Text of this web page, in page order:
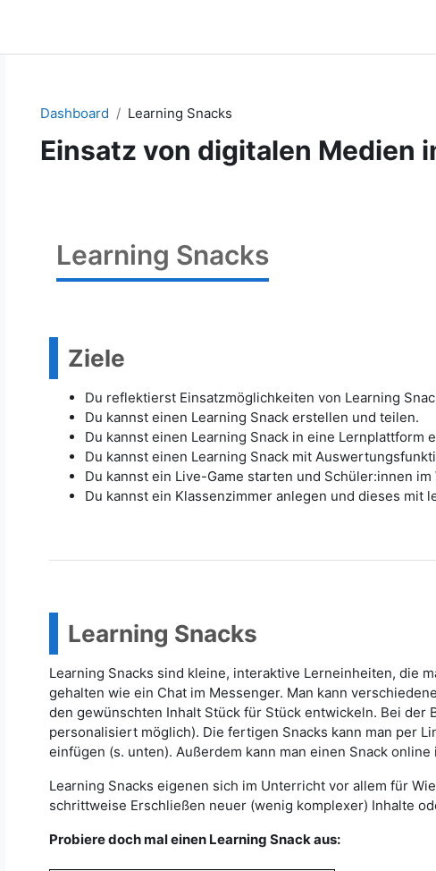
Dashboard Learning Snacks
Einsatz von digitalen
Learning Snacks
Ziele
Du reflektierst Einsatzmöglichkeiten von Learning
Du kannst einen Learning Snack erstellen und teilen.
Du kannst einen Learning Snack in eine Lernplattform
Du kannst einen Learning Snack mit
Du kannst ein Live-Game starten und Schüler:innen
Du kannst ein Klassenzimmer anlegen und dieses mit
Learning Snacks
Learning Snacks sind kleine, interaktive Lerneinheiten, die
gehalten wie ein Chat im Messenger. Man kann
den gewünschten Inhalt Stück für Stück entwickeln. Bei
personalisiert möglich). Die fertigen Snacks kann man per
einfügen (s. unten). Außerdem kann man einen Snack
Learning Snacks eigenen sich im Unterricht vor allem für
schrittweise Erschließen neuer (wenig komplexer) Inhalte
Probiere doch mal einen Learning Snack aus: